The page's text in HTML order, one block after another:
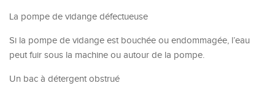
La pompe de vidange défectueuse
Si la pompe de vidange est bouchée ou endommagée, l’eau
peut fuir sous la machine ou autour de la pompe.
Un bac à détergent obstrué